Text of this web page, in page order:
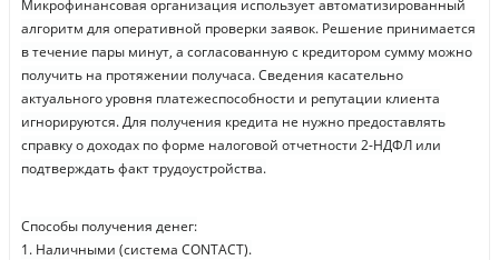
Микрофинансовая организация использует автоматизированный
алгоритм для оперативной проверки заявок. Решение принимается
в течение пары минут, а согласованную с кредитором сумму можно
получить на протяжении получаса. Сведения касательно
актуального уровня платежеспособности и репутации клиента
игнорируются. Для получения кредита не нужно предоставлять
справку о доходах по форме налоговой отчетности 2-НДФЛ или
подтверждать факт трудоустройства.
Способы получения денег:
1. Наличными (система CONTACT).